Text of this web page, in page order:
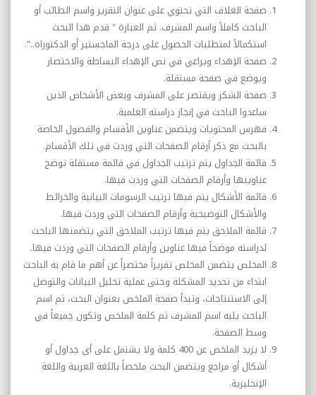
صفحة الغلاف التي تحتوي على عنوان التقرير واسم الطالب أو
الباحث كاملاً واسم المشرف. ثم العبارة " قدم هذا البحث
استكمالاً لمتطلبات الحصول على درجة الماجستير أو الدكتوراه..".
صفحة الإهداء ويراعي في نص الإهداء البساطة والاختصار
ويوضع في صفحة مستقلة.
صفحة الشكر ويقتصر على المشرف وبعض الأشخاص الذين
ساعدوا الباحث في إنجاز دراسته العلمية.
فهرس المحتويات ويتضمن عناوين الأقسام والفصول الخاصة
بالبحث مع ذكر أرقام الصفحات التي وردت في تلك الأقسام.
قائمة الجداول يتم ترتيب الجداول في قائمة مستقلة توضح
عناوينها وأرقام الصفحات التي وردت فيها.
قائمة الأشكال يتم فيها ترتيب الرسومات البيانية والخرائط
والأشكال التوضيحية وأرقام الصفحات التي وردت فيها.
قائمة الملاحق يتم فيها ترتيب الملاحق التي يتضمنها الباحث
لدراسته موضحاً فيها عناوين وأرقام الصفحات التي وردت فيها.
المخلص يتضمن المخلص تقريراً مختصراً عن أهم ما قام به الباحث
ابتداء من تحديد المشكلة وحتى عملية تحليل البيانات والتوصل
إلى الاستنتاجات، وتبدأ صفحة الملخص بعنوان البحث، ثم اسم
الباحث يليه اسم المشرف ثم كلمة الملخص وتكون جميعاً في
وسط الصفحة.
لا يزيد الملخص عن 400 كلمة ولا يشتمل على أي جداول أو
أشكال أو مراجع ويتضمن البحث ملخصاً باللغة العربية واللغة
الإنجليزية.